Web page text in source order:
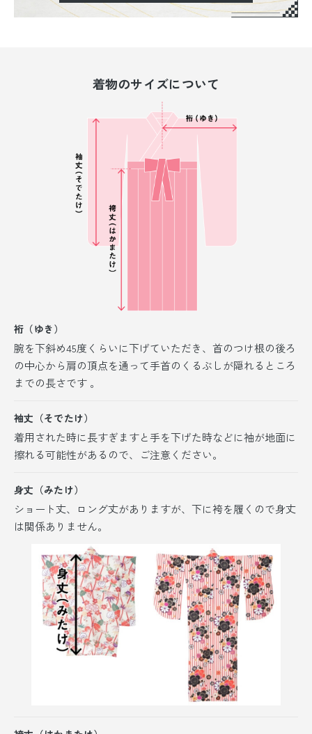
着物のサイズについて
裄（ゆき）
腕を下斜め45度くらいに下げていただき、首のつけ根の後ろ
の中心から肩の頂点を通って手首のくるぶしが隠れるところ
までの長さです 。
袖丈（そでたけ）
着用された時に長すぎますと手を下げた時などに袖が地面に
擦れる可能性があるので、ご注意ください。
身丈（みたけ）
ショート丈、ロング丈がありますが、 下に袴を履くので身丈
は関係ありません。